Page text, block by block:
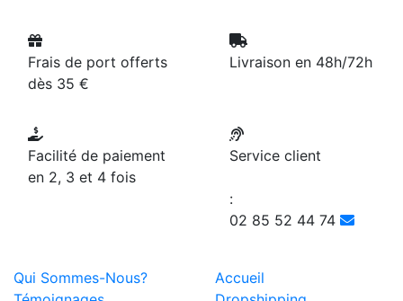
Frais de port offerts
dès 35 €
Livraison en 48h/72h
Facilité de paiement
en 2, 3 et 4 fois
Service client
:
02 85 52 44 74
Qui Sommes-Nous?
Accueil